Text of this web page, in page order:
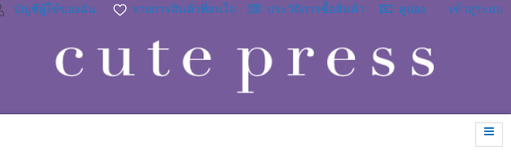
บัญชีผู้ใช้ของฉัน รายการสินค้าที่สนใจ ประวัติการซื้อสินค้า คูปอง เข้าสู่ระบบ